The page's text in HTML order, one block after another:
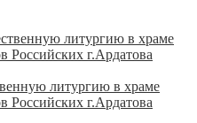
литургию в храме
Российских г.Ардатова